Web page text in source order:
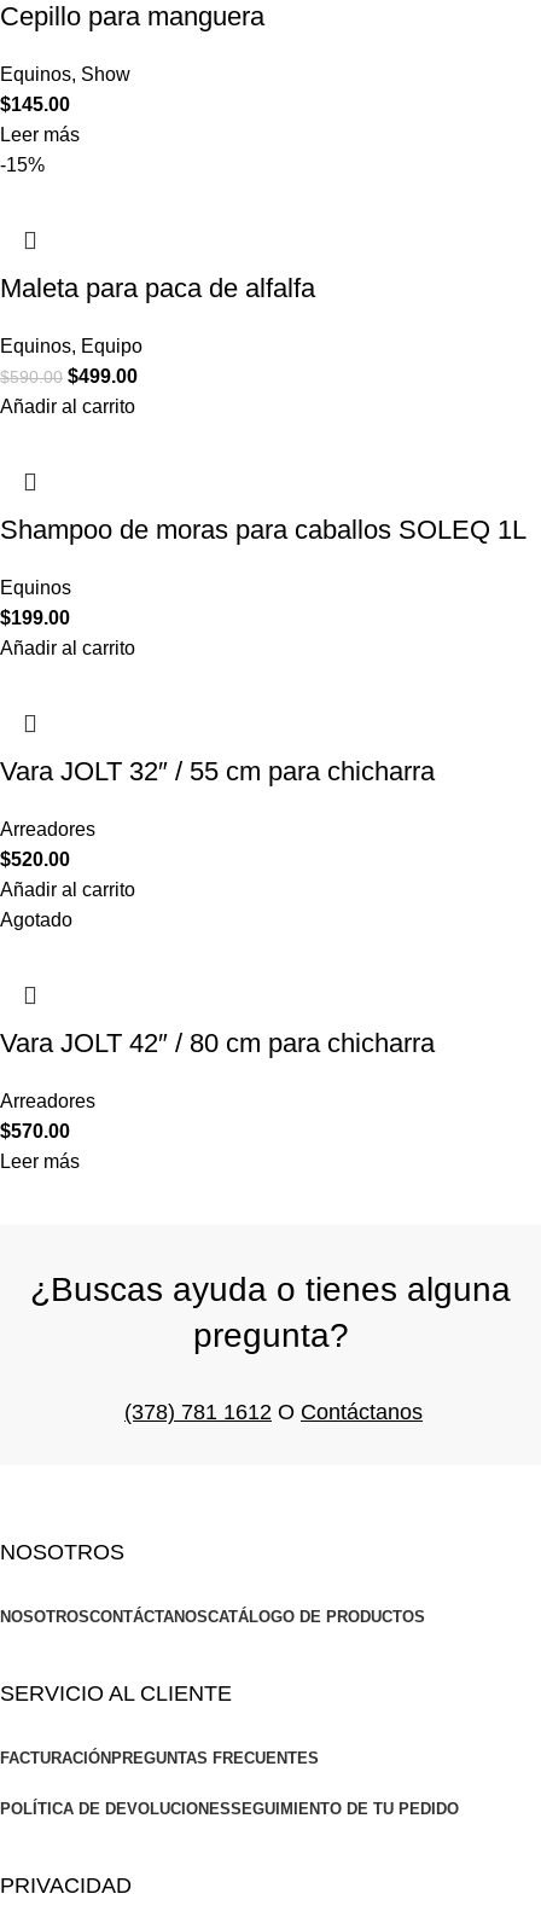
Cepillo para manguera
Equinos, Show
$145.00
Leer más
-15%
Maleta para paca de alfalfa
Equinos, Equipo
$590.00 $499.00
Añadir al carrito
Shampoo de moras para caballos SOLEQ 1L
Equinos
$199.00
Añadir al carrito
Vara JOLT 32″ / 55 cm para chicharra
Arreadores
$520.00
Añadir al carrito
Agotado
Vara JOLT 42″ / 80 cm para chicharra
Arreadores
$570.00
Leer más
¿Buscas ayuda o tienes alguna
pregunta?
(378) 781 1612 O Contáctanos
NOSOTROS
NOSOTROSCONTÁCTANOSCATÁLOGO DE PRODUCTOS
SERVICIO AL CLIENTE
FACTURACIÓNPREGUNTAS FRECUENTES
POLÍTICA DE DEVOLUCIONESSEGUIMIENTO DE TU PEDIDO
PRIVACIDAD